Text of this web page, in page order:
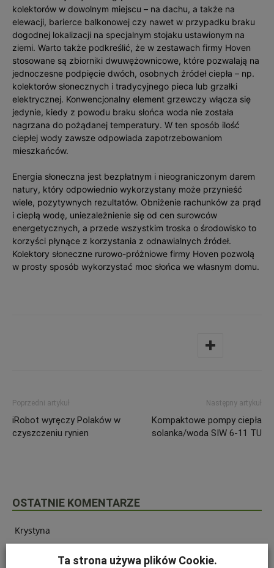
kolektorów w dowolnym miejscu – na dachu, a także na
elewacji, barierce balkonowej czy nawet w przypadku braku
dogodnej lokalizacji na specjalnym stojaku ustawionym na
ziemi. Warto także podkreślić, że w zestawach firmy Hoven
stosowane są zbiorniki dwuwężownicowe, które pozwalają na
jednoczesne podpięcie dwóch, osobnych źródeł ciepła – np.
kolektorów słonecznych i tradycyjnego pieca lub grzałki
elektrycznej. Konwencjonalny element grzewczy włącza się
jedynie, kiedy z powodu braku słońca woda nie została
nagrzana do pożądanej temperatury. W ten sposób ilość
ciepłej wody zawsze odpowiada zapotrzebowaniom
mieszkańców.
Energia słoneczna jest bezpłatnym i nieograniczonym darem
natury, który odpowiednio wykorzystany może przynieść
wiele, pozytywnych rezultatów. Obniżenie rachunków za prąd
i ciepłą wodę, uniezależnienie się od cen surowców
energetycznych, a przede wszystkim troska o środowisko to
korzyści płynące z korzystania z odnawialnych źródeł.
Kolektory słoneczne rurowo-próżniowe firmy Hoven pozwolą
w prosty sposób wykorzystać moc słońca we własnym domu.
Poprzedni artykuł
iRobot wyręczy Polaków w
czyszczeniu rynien
Następny artykuł
Kompaktowe pompy ciepła
solanka/woda SIW 6-11 TU
OSTATNIE KOMENTARZE
Krystyna
Ta strona używa plików Cookie.